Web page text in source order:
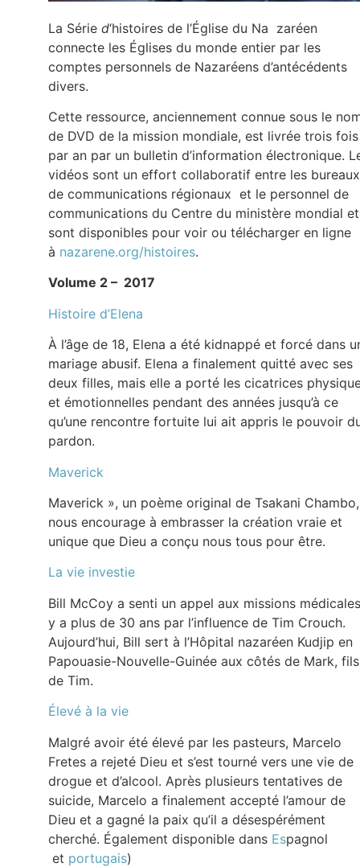
La Série d‘histoires de l’Église du Na zaréen
connecte les Églises du monde entier par les
comptes personnels de Nazaréens d’antécédents
divers.
Cette ressource, anciennement connue sous le
de DVD de la mission mondiale, est livrée trois fois
par an par un bulletin d’information électronique.
vidéos sont un effort collaboratif entre les bureaux
de communications régionaux et le personnel de
communications du Centre du ministère mondial et
sont disponibles pour voir ou télécharger en ligne
à nazarene.org/histoires.
Volume 2 – 2017
Histoire d’Elena
À l’âge de 18, Elena a été kidnappé et forcé dans
mariage abusif. Elena a finalement quitté avec ses
deux filles, mais elle a porté les cicatrices
et émotionnelles pendant des années jusqu’à ce
qu’une rencontre fortuite lui ait appris le pouvoir
pardon.
Maverick
Maverick », un poème original de Tsakani Chambo,
nous encourage à embrasser la création vraie et
unique que Dieu a conçu nous tous pour être.
La vie investie
Bill McCoy a senti un appel aux missions
y a plus de 30 ans par l’influence de Tim Crouch.
Aujourd’hui, Bill sert à l’Hôpital nazaréen Kudjip en
Papouasie-Nouvelle-Guinée aux côtés de Mark, fils
de Tim.
Élevé à la vie
Malgré avoir été élevé par les pasteurs, Marcelo
Fretes a rejeté Dieu et s’est tourné vers une vie de
drogue et d’alcool. Après plusieurs tentatives de
suicide, Marcelo a finalement accepté l’amour de
Dieu et a gagné la paix qu’il a désespérément
cherché. Également disponible dans Espagnol
et portugais)